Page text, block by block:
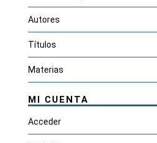
Autores
Títulos
Materias
MI CUENTA
Acceder